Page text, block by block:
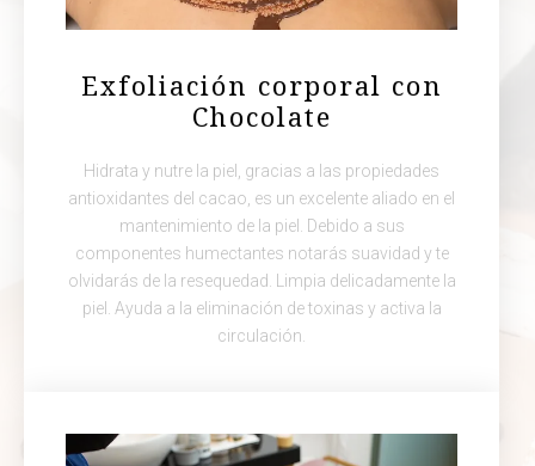
Exfoliación corporal con
Chocolate
Hidrata y nutre la piel, gracias a las propiedades
antioxidantes del cacao, es un excelente aliado en el
mantenimiento de la piel. Debido a sus
componentes humectantes notarás suavidad y te
olvidarás de la resequedad. Limpia delicadamente la
piel. Ayuda a la eliminación de toxinas y activa la
circulación.